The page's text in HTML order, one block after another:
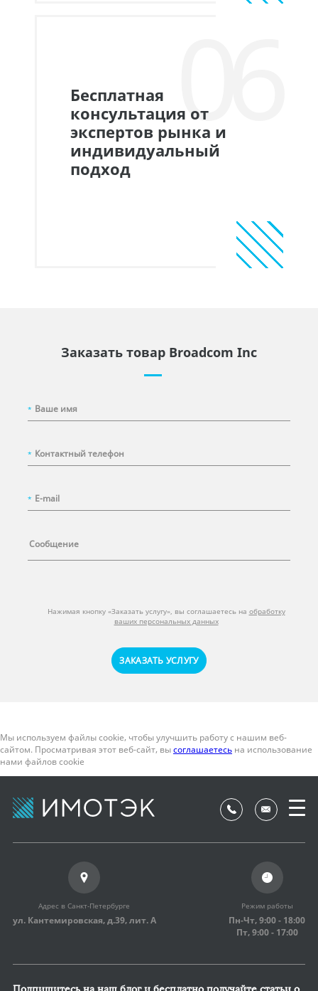
06
Бесплатная
консультация от
экспертов рынка и
индивидуальный
подход
Заказать товар Broadcom Inc
*
*
*
Нажимая кнопку «Заказать услугу», вы соглашаетесь на обработку
ваших персональных данных
ЗАКАЗАТЬ УСЛУГУ
Мы используем файлы cookie, чтобы улучшить работу с нашим веб-
сайтом. Просматривая этот веб-сайт, высоглашаетесь на использование
нами файлов cookie
Адрес в Санкт-Петербурге
ул. Кантемировская, д.39,лит. А
Режим работы
Пн-Чт, 9:00 - 18:00
Пт, 9:00 - 17:00